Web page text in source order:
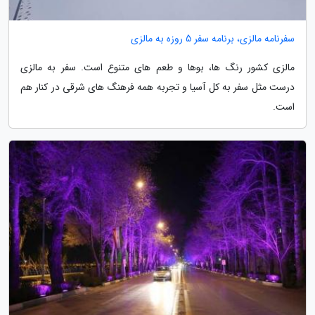
سفرنامه مالزی، برنامه سفر 5 روزه به مالزی
مالزی کشور رنگ ها، بوها و طعم های متنوع است. سفر به مالزی
درست مثل سفر به کل آسیا و تجربه همه فرهنگ های شرقی در کنار هم
است.